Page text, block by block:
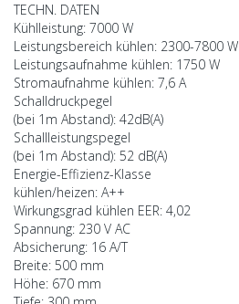
TECHN. DATEN
Kühlleistung: 7000 W
Leistungsbereich kühlen: 2300-7800 W
Leistungsaufnahme kühlen: 1750 W
Stromaufnahme kühlen: 7,6 A
Schalldruckpegel
(bei 1m Abstand): 42dB(A)
Schallleistungspegel
(bei 1m Abstand): 52 dB(A)
Energie-Effizienz-Klasse
kühlen/heizen: A++
Wirkungsgrad kühlen EER: 4,02
Spannung: 230 V AC
Absicherung: 16 A/T
Breite: 500 mm
Höhe: 670 mm